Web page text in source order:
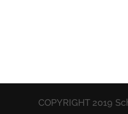
COPYRIGHT 2019